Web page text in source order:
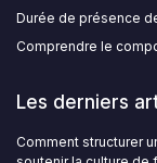
Durée de présence
Comprendre le
Les derniers
Comment structurer